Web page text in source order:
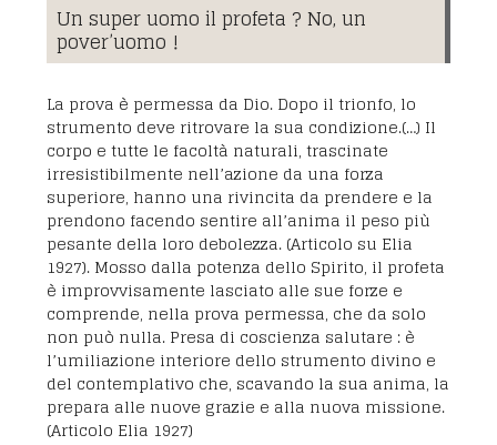
Un super uomo il profeta ? No, un
pover’uomo !
La prova è permessa da Dio. Dopo il trionfo, lo
strumento deve ritrovare la sua condizione.(…) Il
corpo e tutte le facoltà naturali, trascinate
irresistibilmente nell’azione da una forza
superiore, hanno una rivincita da prendere e la
prendono facendo sentire all’anima il peso più
pesante della loro debolezza. (Articolo su Elia
1927). Mosso dalla potenza dello Spirito, il profeta
è improvvisamente lasciato alle sue forze e
comprende, nella prova permessa, che da solo
non può nulla. Presa di coscienza salutare : è
l’umiliazione interiore dello strumento divino e
del contemplativo che, scavando la sua anima, la
prepara alle nuove grazie e alla nuova missione.
(Articolo Elia 1927)